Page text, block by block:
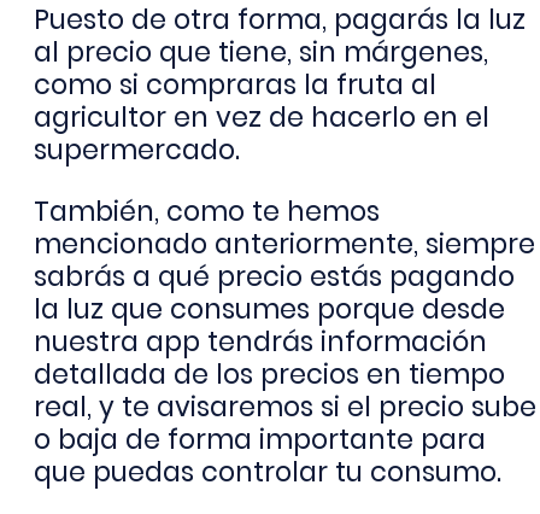
Puesto de otra forma, pagarás la luz
al precio que tiene, sin márgenes,
como si compraras la fruta al
agricultor en vez de hacerlo en el
supermercado.
También, como te hemos
mencionado anteriormente, siempre
sabrás a qué precio estás pagando
la luz que consumes porque desde
nuestra app tendrás información
detallada de los precios en tiempo
real, y te avisaremos si el precio sube
o baja de forma importante para
que puedas controlar tu consumo.